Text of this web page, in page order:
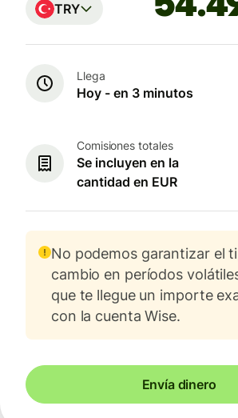
TRY
Llega
Hoy - en 3 minutos
Comisiones totales
Se incluyen en la
cantidad en EUR
No podemos garantizar el
cambio en períodos
que te llegue un importe
con la cuenta Wise.
Envía dinero